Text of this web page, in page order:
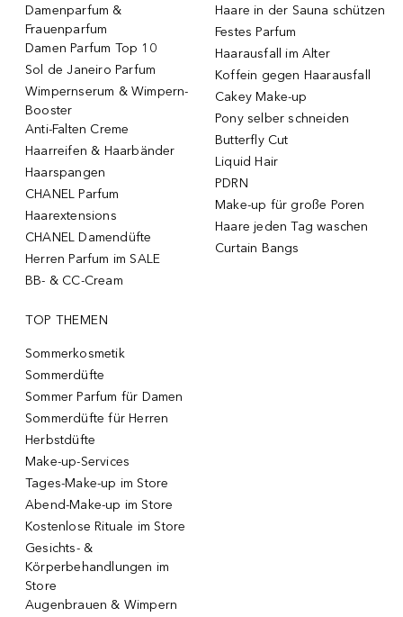
Damenparfum &
Frauenparfum
Damen Parfum Top 10
Sol de Janeiro Parfum
Wimpernserum & Wimpern-
Booster
Anti-Falten Creme
Haarreifen & Haarbänder
Haarspangen
CHANEL Parfum
Haarextensions
CHANEL Damendüfte
Herren Parfum im SALE
BB- & CC-Cream
Haare in der Sauna schützen
Festes Parfum
Haarausfall im Alter
Koffein gegen Haarausfall
Cakey Make-up
Pony selber schneiden
Butterfly Cut
Liquid Hair
PDRN
Make-up für große Poren
Haare jeden Tag waschen
Curtain Bangs
TOP THEMEN
Sommerkosmetik
Sommerdüfte
Sommer Parfum für Damen
Sommerdüfte für Herren
Herbstdüfte
Make-up-Services
Tages-Make-up im Store
Abend-Make-up im Store
Kostenlose Rituale im Store
Gesichts- &
Körperbehandlungen im
Store
Augenbrauen & Wimpern